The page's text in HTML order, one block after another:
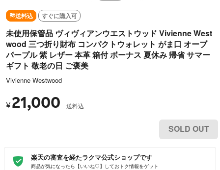
送料込 すぐに購入可
未使用保管品 ヴィヴィアンウエストウッド Vivienne West
wood 三つ折り財布 コンパクトウォレット がま口 オーブ
パープル 紫 レザー 本革 箱付 ボーナス 夏休み 帰省 サマー
ギフト 敬老の日 ご褒美
Vivienne Westwood
¥ 21,000 送料込
SOLD OUT
楽天の審査を経たラクマ公式ショップです
商品が気になったら【いいね♡】しておトク情報をゲット